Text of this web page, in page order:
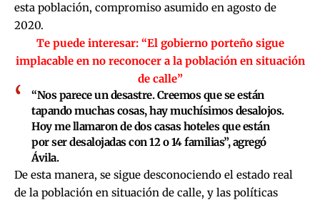
esta población, compromiso asumido en agosto de
2020.
Te puede interesar: “El gobierno porteño sigue
implacable en no reconocer a la población en situación
de calle”
“Nos parece un desastre. Creemos que se están
tapando muchas cosas, hay muchísimos desalojos.
Hoy me llamaron de dos casas hoteles que están
por ser desalojadas con 12 o 14 familias”, agregó
Ávila.
De esta manera, se sigue desconociendo el estado real
de la población en situación de calle, y las políticas